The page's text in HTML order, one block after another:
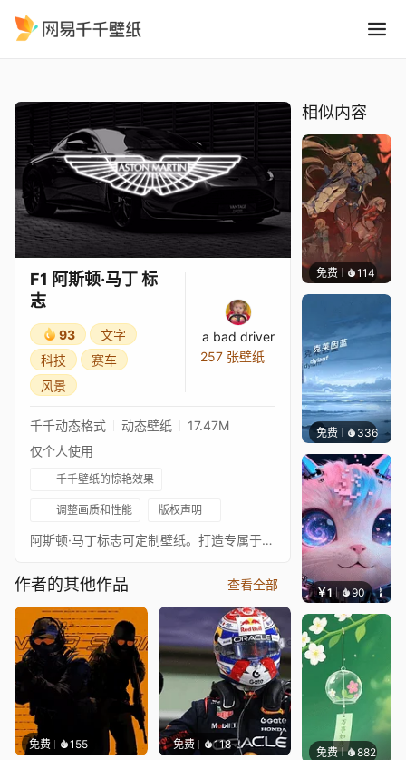
F1 阿斯顿·马丁 标
志
93
文字
科技
赛车
风景
a bad driver
257 张壁纸
千千动态格式 动态壁纸
17.47M
仅个人使用
千千壁纸的惊艳效果
调整画质和性能 版权声明
阿斯顿·马丁标志可定制壁纸。打造专属于你的风格。选择标志，选择背景图片，选择颜色选项和效果。* 包含5个标志（徽章、大徽章、实心徽章、带文字、带文字小号）* 包含6个背景（AMR23、AMR24、Vantage、Vantage内饰、纹理A、纹理B）* 包含多种颜色和效果设置（标志发光、自动隐藏标志、暗黑模式等）更多阿斯顿·马丁：阿斯顿·马丁 - Fernando Alonso 阿斯顿·马丁 - Fernando Alonso领奖台 阿斯顿·马丁 - AMR23 阿斯顿·马丁 - Pit Wall 我的F1收藏
作者的其他作品 查看全部
免费 155 免费 118
相似内容
免费 114Nesu
免费 336冰茶Ln
￥1 90 叮叮
免费 882好看